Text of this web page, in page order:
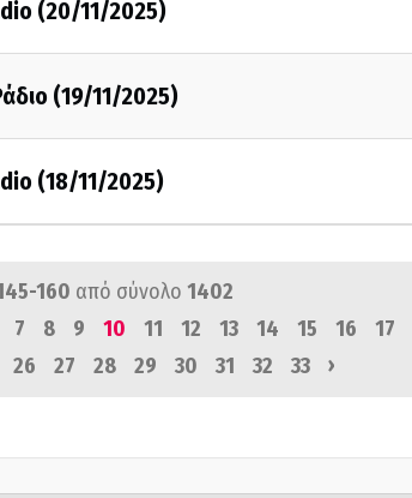
(20/11/2025)
(19/11/2025)
(18/11/2025)
160 από σύνολο 1402
7 8 9 10 11 12 13 14 15 16 17
26 27 28 29 30 31 32 33 ›